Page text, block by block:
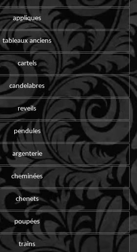
appliques
tableaux anciens
cartels
candelabres
reveils
pendules
argenterie
cheminées
chenets
poupées
trains